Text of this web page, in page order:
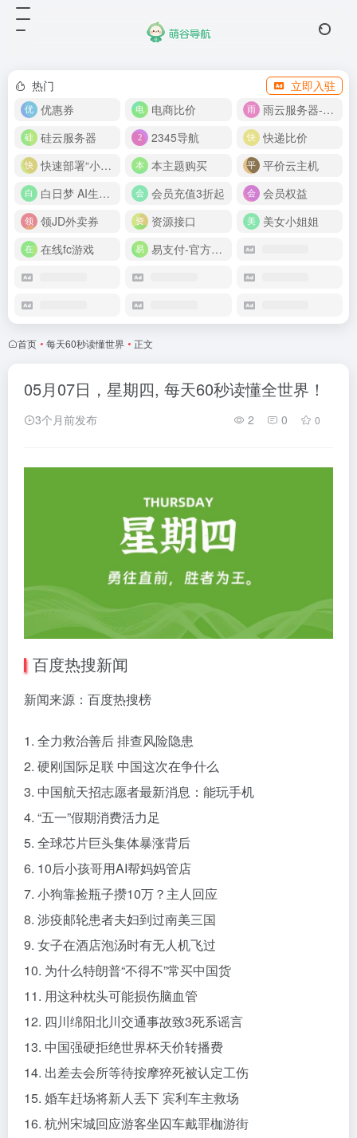
热门
立即入驻
优惠券
电商比价
雨云服务器-新人首月 5 折
硅云服务器
2345导航
快递比价
快速部署“小龙虾”
本主题购买
平价云主机
白日梦 AI生成50分钟视频
会员充值3折起
会员权益
领JD外卖券
资源接口
美女小姐姐
在线fc游戏
易支付-官方网站
首页 • 每天60秒读懂世界 • 正文
05月07日，星期四, 每天60秒读懂全世界！
3个月前发布 2 0 0
百度热搜新闻
新闻来源：百度热搜榜
1. 全力救治善后 排查风险隐患
2. 硬刚国际足联 中国这次在争什么
3. 中国航天招志愿者最新消息：能玩手机
4. “五一”假期消费活力足
5. 全球芯片巨头集体暴涨背后
6. 10后小孩哥用AI帮妈妈管店
7. 小狗靠捡瓶子攒10万？主人回应
8. 涉疫邮轮患者夫妇到过南美三国
9. 女子在酒店泡汤时有无人机飞过
10. 为什么特朗普“不得不”常买中国货
11. 用这种枕头可能损伤脑血管
12. 四川绵阳北川交通事故致3死系谣言
13. 中国强硬拒绝世界杯天价转播费
14. 出差去会所等待按摩猝死被认定工伤
15. 婚车赶场将新人丢下 宾利车主救场
16. 杭州宋城回应游客坐囚车戴罪枷游街